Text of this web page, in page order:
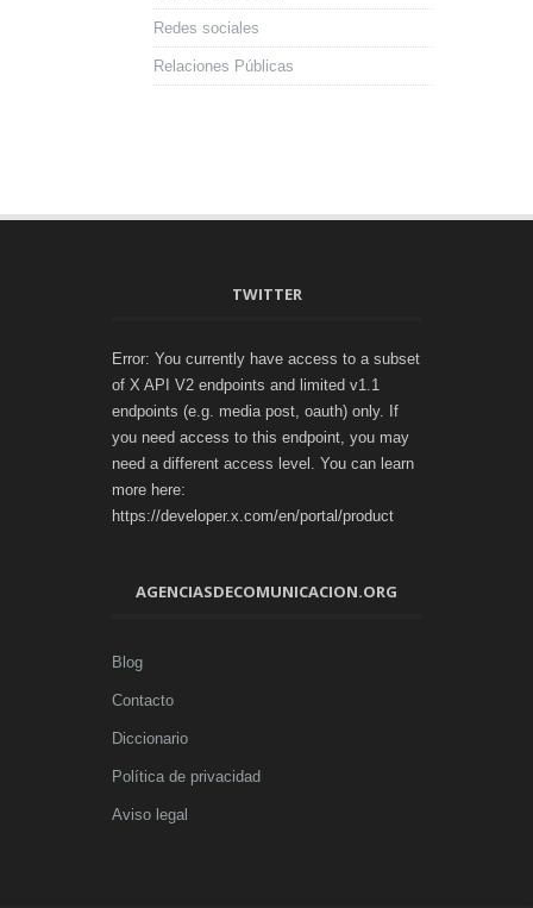
Redes sociales
Relaciones Públicas
TWITTER
Error: You currently have access to a subset
of X API V2 endpoints and limited v1.1
endpoints (e.g. media post, oauth) only. If
you need access to this endpoint, you may
need a different access level. You can learn
more here:
https://developer.x.com/en/portal/product
AGENCIASDECOMUNICACION.ORG
Blog
Contacto
Diccionario
Política de privacidad
Aviso legal